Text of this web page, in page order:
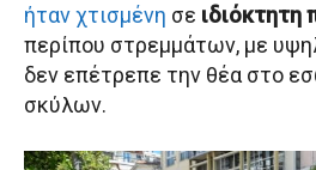
ήταν χτισμένη σε ιδιόκτητη
περίπου στρεμμάτων, με
δεν επέτρεπε την θέα στο
σκύλων.